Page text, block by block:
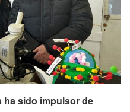
ha sido impulsor de